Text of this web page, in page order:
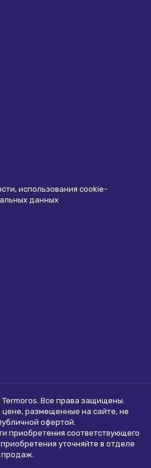
использования сookie-
данных
Все права защищены.
цене, размещенные на сайте, не
офертой.
приобретения соответствующего
уточняйте в отделе
продаж.